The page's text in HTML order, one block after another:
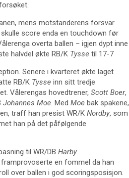
mens motstanderens forsvar
score enda en touchdown før
overta ballen – igjen dypt inne
halvdel økte RB/K Tysse til 17-7
Senere i kvarteret økte laget
RB/K Tysse inn sitt tredje
Vålerengas hovedtrener, Scott Boer,
Johannes Moe. Med Moe bak spakene,
traff han presist WR/K Nordby, som
han på det påfølgende
til WR/DB Harby.
en fommel da han
over ballen i god scoringsposisjon.